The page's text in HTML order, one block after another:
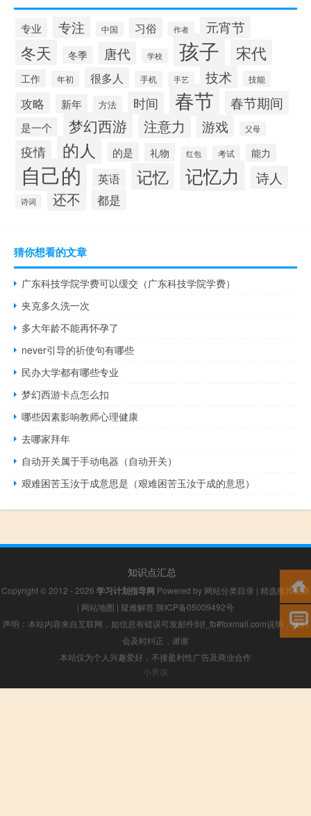
专业 专注 中国 习俗 作者 元宵节
冬天 冬季 唐代 学校 孩子 宋代
工作 年初 很多人 手机 手艺 技术 技能
攻略 新年 方法 时间 春节 春节期间
是一个 梦幻西游 注意力 游戏 父母
疫情 的人 的是 礼物 红包 考试 能力
自己的 英语 记忆 记忆力 诗人
诗词 还不 都是
猜你想看的文章
广东科技学院学费可以缓交（广东科技学院学费）
夹克多久洗一次
多大年龄不能再怀孕了
never引导的祈使句有哪些
民办大学都有哪些专业
梦幻西游卡点怎么扣
哪些因素影响教师心理健康
去哪家拜年
自动开关属于手动电器（自动开关）
艰难困苦玉汝于成意思是（艰难困苦玉汝于成的意思）
知识点汇总
Copyright © 2012 - 2026 学习计划指导网 Powered by 网站分类目录 | 精选推荐文章
| 网站地图 | 疑难解答 陕ICP备05009492号
声明：本站内容来自互联网，如信息有错误可发邮件到f_fb#foxmail.com说明，我们
会及时纠正，谢谢
本站仅为个人兴趣爱好，不接盈利性广告及商业合作
小男孩